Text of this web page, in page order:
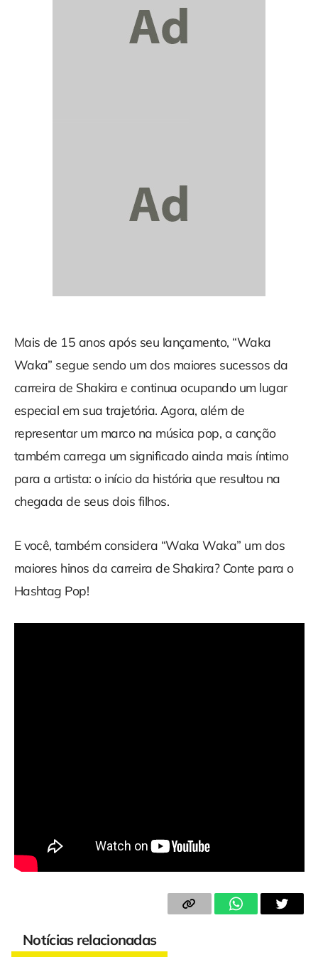
Mais de 15 anos após seu lançamento, “Waka
Waka” segue sendo um dos maiores sucessos da
carreira de Shakira e continua ocupando um lugar
especial em sua trajetória. Agora, além de
representar um marco na música pop, a canção
também carrega um significado ainda mais íntimo
para a artista: o início da história que resultou na
chegada de seus dois filhos.
E você, também considera “Waka Waka” um dos
maiores hinos da carreira de Shakira? Conte para o
Hashtag Pop!
Notícias relacionadas